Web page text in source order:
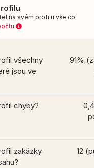
na svém profilu vše co
všechny
jsou ve
91%
chyby?
zakázky
12